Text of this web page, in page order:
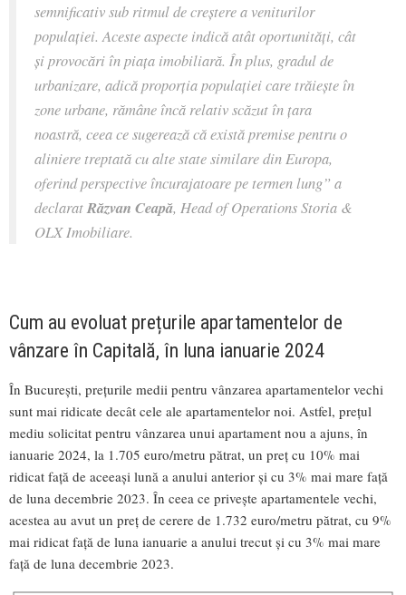
semnificativ sub ritmul de creștere a veniturilor
populației. Aceste aspecte indică atât oportunități, cât
și provocări în piața imobiliară. În plus, gradul de
urbanizare, adică proporția populației care trăiește în
zone urbane, rămâne încă relativ scăzut în țara
noastră, ceea ce sugerează că există premise pentru o
aliniere treptată cu alte state similare din Europa,
oferind perspective încurajatoare pe termen lung” a
declaratRăzvan Ceapă, Head of Operations Storia &
OLX Imobiliare.
Cum au evoluat prețurile apartamentelor de
vânzare în Capitală, în luna ianuarie 2024
În București, prețurile medii pentru vânzarea apartamentelor vechi
sunt mai ridicate decât cele ale apartamentelor noi. Astfel, prețul
mediu solicitat pentru vânzarea unui apartament nou a ajuns, în
ianuarie 2024, la 1.705 euro/metru pătrat, un preț cu 10% mai
ridicat față de aceeași lună a anului anterior și cu 3% mai mare față
de luna decembrie 2023. În ceea ce privește apartamentele vechi,
acestea au avut un preț de cerere de 1.732 euro/metru pătrat, cu 9%
mai ridicat față de luna ianuarie a anului trecut și cu 3% mai mare
față de luna decembrie 2023.